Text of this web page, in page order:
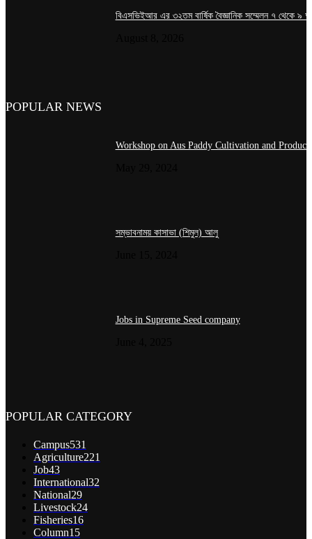
বিএসভিইআর এর ৩২তম বার্ষিক বৈজ্ঞানিক সম্মেলন ৭ থেকে ৯
POPULAR NEWS
Workshop on Aus Paddy Cultivation and
সম্ভাবনাময় কাসাভা (শিমুল) আলু
Jobs in Supreme Seed company
POPULAR CATEGORY
Campus531
Agriculture221
Job43
International32
National29
Livestock24
Fisheries16
Column15